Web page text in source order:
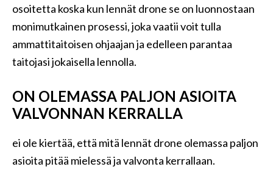
osoitetta koska kun lennät drone se on luonnostaan ​​
monimutkainen prosessi, joka vaatii voit tulla
ammattitaitoisen ohjaajan ja edelleen parantaa
taitojasi jokaisella lennolla.
ON OLEMASSA PALJON ASIOITA
VALVONNAN KERRALLA
ei ole kiertää, että mitä lennät drone olemassa paljon
asioita pitää mielessä ja valvonta kerrallaan.